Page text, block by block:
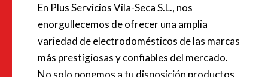
En Plus Servicios Vila-Seca S.L., nos
enorgullecemos de ofrecer una amplia
variedad de electrodomésticos de las marcas
más prestigiosas y confiables del mercado.
No solo ponemos a tu disposición productos